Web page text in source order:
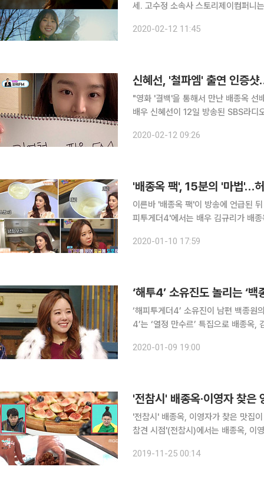
세. 고수정 소속사 스토리제이컴퍼니
비'로 데뷔했다. 고수정은 '도깨비'에
2020-02-12 11:45
"영화 '결백'을 통해서 만난 배종옥 선
배우 신혜선이 12일 방송된 SBS라
간. 지금 보는 라디오 보러 오세요. 2월
2020-02-12 09:26
'배종옥 팩', 15분의 '마법'…
이른바 '배종옥 팩'이 방송에 언급된 뒤 스포트라이트
피투게더4'에서는 배우 김규리가 배
단순하다. 레몬과 꿀, 밀가루만 있으면
2020-01-10 17:59
‘해피투게더4’ 소유진이 남편 백종원의 청하 짤을 언급했다.
4’는 ‘열정 만수르’ 특집으로 배종
비하인드를 공개했다. 특히 최근
2020-01-09 19:00
'전참시' 배종옥·이영자 찾
'전참시' 배종옥, 이영자가 찾은 맛집이 시청자들의
참견 시점'(전참시)에서는 배종옥, 이영자가 양평
니' 배종옥과의 만남을 앞두고 천하의
2019-11-25 00:14